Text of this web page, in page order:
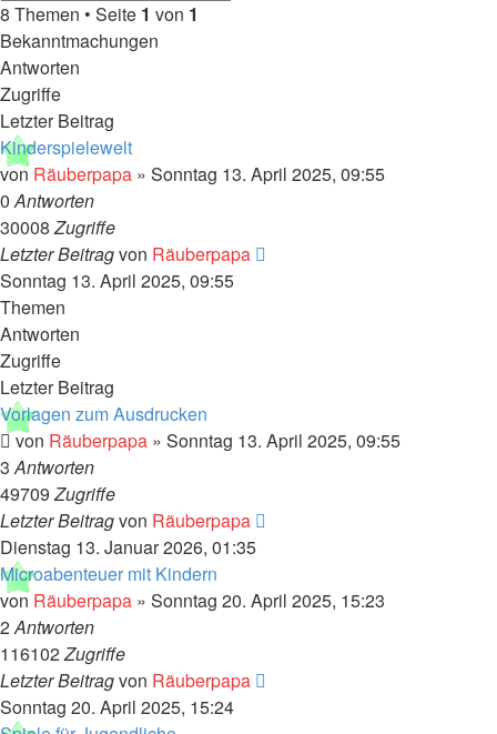
8 Themen • Seite 1 von 1
Bekanntmachungen
Antworten
Zugriffe
Letzter Beitrag
Kinderspielewelt
von Räuberpapa » Sonntag 13. April 2025, 09:55
0Antworten
30008Zugriffe
Letzter Beitragvon Räuberpapa
Sonntag 13. April 2025, 09:55
Themen
Antworten
Zugriffe
Letzter Beitrag
Vorlagen zum Ausdrucken
von Räuberpapa » Sonntag 13. April 2025, 09:55
3Antworten
49709Zugriffe
Letzter Beitragvon Räuberpapa
Dienstag 13. Januar 2026, 01:35
Microabenteuer mit Kindern
von Räuberpapa » Sonntag 20. April 2025, 15:23
2Antworten
116102Zugriffe
Letzter Beitragvon Räuberpapa
Sonntag 20. April 2025, 15:24